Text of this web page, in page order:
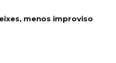
menos improviso